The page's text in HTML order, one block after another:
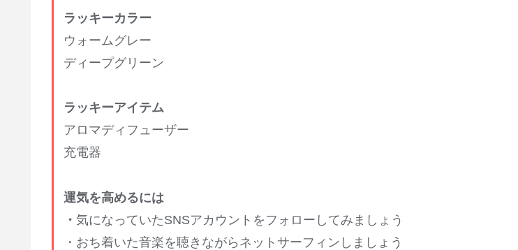
ラッキーカラー
ウォームグレー
ディープグリーン
ラッキーアイテム
アロマディフューザー
充電器
運気を高めるには
・気になっていたSNSアカウントをフォローしてみましょう
・おち着いた音楽を聴きながらネットサーフィンしましょう